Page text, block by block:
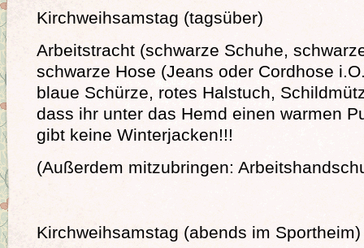
Kirchweihsamstag (tagsüber)
Arbeitstracht (schwarze Schuhe,
schwarze Hose (Jeans oder Cordhose
blaue Schürze, rotes Halstuch,
dass ihr unter das Hemd einen warmen
gibt keine Winterjacken!!!
(Außerdem mitzubringen:
Kirchweihsamstag (abends im Sportheim)